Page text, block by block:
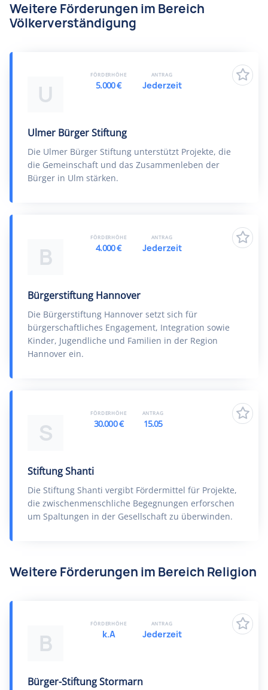
Weitere Förderungen im Bereich
Völkerverständigung
U
Ulmer Bürger Stiftung
Die Ulmer Bürger Stiftung unterstützt Projekte, die
die Gemeinschaft und das Zusammenleben der
Bürger in Ulm stärken.
FÖRDERHÖHE
5.000 €
ANTRAG
Jederzeit
B
Bürgerstiftung Hannover
Die Bürgerstiftung Hannover setzt sich für
bürgerschaftliches Engagement, Integration sowie
Kinder, Jugendliche und Familien in der Region
Hannover ein.
FÖRDERHÖHE
4.000 €
ANTRAG
Jederzeit
S
Stiftung Shanti
Die Stiftung Shanti vergibt Fördermittel für Projekte,
die zwischenmenschliche Begegnungen erforschen
um Spaltungen in der Gesellschaft zu überwinden.
FÖRDERHÖHE
30.000 €
ANTRAG
15.05
Weitere Förderungen im Bereich Religion
B
Bürger-Stiftung Stormarn
FÖRDERHÖHE
k.A
ANTRAG
Jederzeit